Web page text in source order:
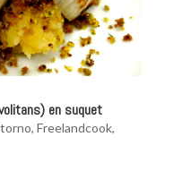
volitans) en suquet
, Freelandcook,